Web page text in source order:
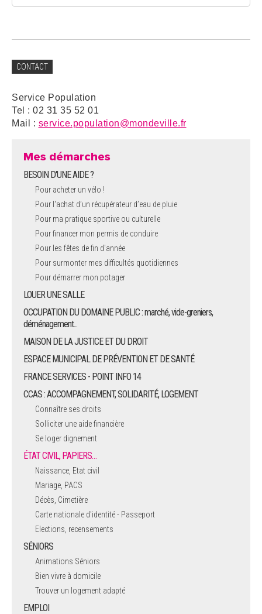
CONTACT
Service Population
Tel : 02 31 35 52 01
Mail : service.population@mondeville.fr
Mes démarches
BESOIN D'UNE AIDE ?
Pour acheter un vélo !
Pour l'achat d’un récupérateur d’eau de pluie
Pour ma pratique sportive ou culturelle
Pour financer mon permis de conduire
Pour les fêtes de fin d'année
Pour surmonter mes difficultés quotidiennes
Pour démarrer mon potager
LOUER UNE SALLE
OCCUPATION DU DOMAINE PUBLIC : marché, vide-greniers,
déménagement...
MAISON DE LA JUSTICE ET DU DROIT
ESPACE MUNICIPAL DE PRÉVENTION ET DE SANTÉ
FRANCE SERVICES - POINT INFO 14
CCAS : ACCOMPAGNEMENT, SOLIDARITÉ, LOGEMENT
Connaître ses droits
Solliciter une aide financière
Se loger dignement
ÉTAT CIVIL, PAPIERS…
Naissance, Etat civil
Mariage, PACS
Décès, Cimetière
Carte nationale d'identité - Passeport
Elections, recensements
SÉNIORS
Animations Séniors
Bien vivre à domicile
Trouver un logement adapté
EMPLOI